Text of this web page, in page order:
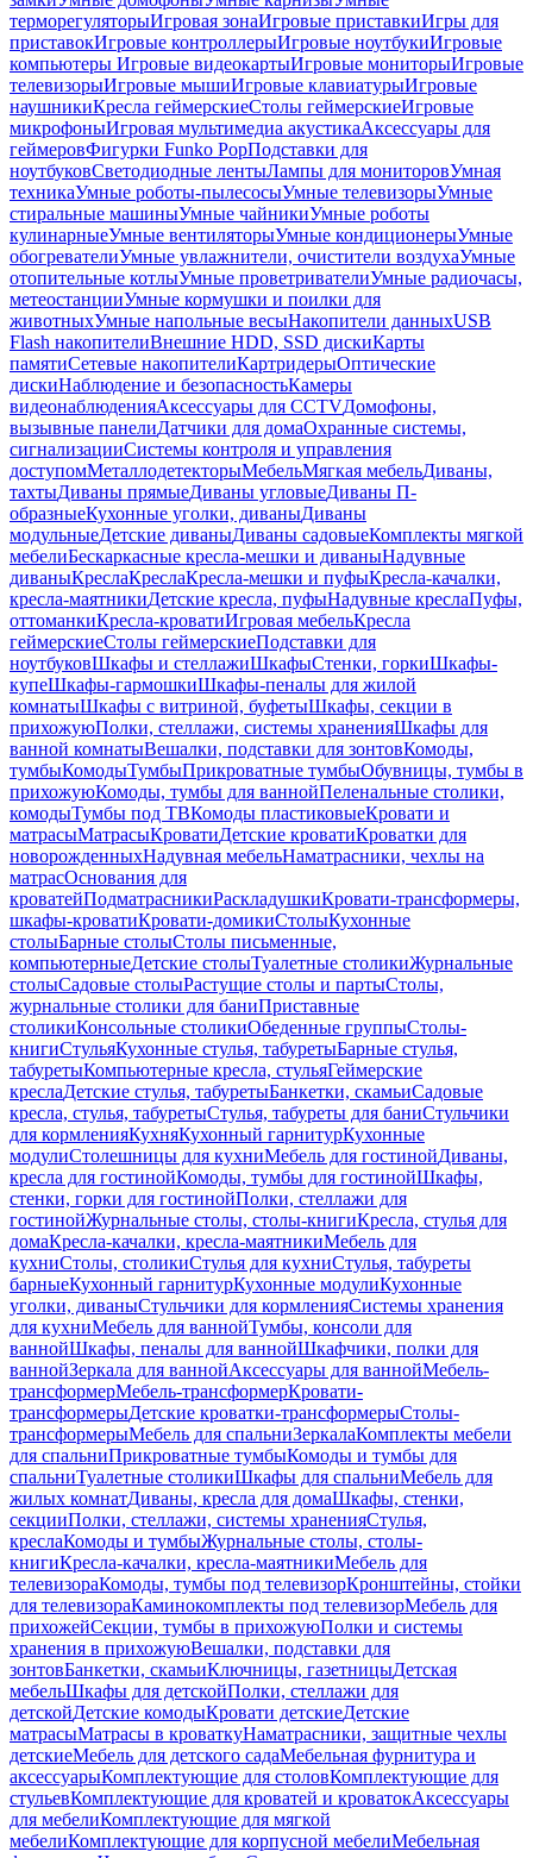
терморегуляторыИгровая зонаИгровые приставкиИгры для
приставокИгровые контроллерыИгровые ноутбукиИгровые
компьютеры Игровые видеокартыИгровые мониторыИгровые
телевизорыИгровые мышиИгровые клавиатурыИгровые
наушникиКресла геймерскиеСтолы геймерскиеИгровые
микрофоныИгровая мультимедиа акустикаАксессуары для
геймеровФигурки Funko PopПодставки для
ноутбуковСветодиодные лентыЛампы для мониторовУмная
техникаУмные роботы-пылесосыУмные телевизорыУмные
стиральные машиныУмные чайникиУмные роботы
кулинарныеУмные вентиляторыУмные кондиционерыУмные
обогревателиУмные увлажнители, очистители воздухаУмные
отопительные котлыУмные проветривателиУмные радиочасы,
метеостанцииУмные кормушки и поилки для
животныхУмные напольные весыНакопители данныхUSB
Flash накопителиВнешние HDD, SSD дискиКарты
памятиСетевые накопителиКартридерыОптические
дискиНаблюдение и безопасностьКамеры
видеонаблюденияАксессуары для CCTVДомофоны,
вызывные панелиДатчики для домаОхранные системы,
сигнализацииСистемы контроля и управления
доступомМеталлодетекторыМебельМягкая мебельДиваны,
тахтыДиваны прямыеДиваны угловыеДиваны П-
образныеКухонные уголки, диваныДиваны
модульныеДетские диваныДиваны садовыеКомплекты мягкой
мебелиБескаркасные кресла-мешки и диваныНадувные
диваныКреслаКреслаКресла-мешки и пуфыКресла-качалки,
кресла-маятникиДетские кресла, пуфыНадувные креслаПуфы,
оттоманкиКресла-кроватиИгровая мебельКресла
геймерскиеСтолы геймерскиеПодставки для
ноутбуковШкафы и стеллажиШкафыСтенки, горкиШкафы-
купеШкафы-гармошкиШкафы-пеналы для жилой
комнатыШкафы с витриной, буфетыШкафы, секции в
прихожуюПолки, стеллажи, системы храненияШкафы для
ванной комнатыВешалки, подставки для зонтовКомоды,
тумбыКомодыТумбыПрикроватные тумбыОбувницы, тумбы в
прихожуюКомоды, тумбы для ваннойПеленальные столики,
комодыТумбы под ТВКомоды пластиковыеКровати и
матрасыМатрасыКроватиДетские кроватиКроватки для
новорожденныхНадувная мебельНаматрасники, чехлы на
матрасОснования для
кроватейПодматрасникиРаскладушкиКровати-трансформеры,
шкафы-кроватиКровати-домикиСтолыКухонные
столыБарные столыСтолы письменные,
компьютерныеДетские столыТуалетные столикиЖурнальные
столыСадовые столыРастущие столы и партыСтолы,
журнальные столики для баниПриставные
столикиКонсольные столикиОбеденные группыСтолы-
книгиСтульяКухонные стулья, табуретыБарные стулья,
табуретыКомпьютерные кресла, стульяГеймерские
креслаДетские стулья, табуретыБанкетки, скамьиСадовые
кресла, стулья, табуретыСтулья, табуреты для баниСтульчики
для кормленияКухняКухонный гарнитурКухонные
модулиСтолешницы для кухниМебель для гостинойДиваны,
кресла для гостинойКомоды, тумбы для гостинойШкафы,
стенки, горки для гостинойПолки, стеллажи для
гостинойЖурнальные столы, столы-книгиКресла, стулья для
домаКресла-качалки, кресла-маятникиМебель для
кухниСтолы, столикиСтулья для кухниСтулья, табуреты
барныеКухонный гарнитурКухонные модулиКухонные
уголки, диваныСтульчики для кормленияСистемы хранения
для кухниМебель для ваннойТумбы, консоли для
ваннойШкафы, пеналы для ваннойШкафчики, полки для
ваннойЗеркала для ваннойАксессуары для ваннойМебель-
трансформерМебель-трансформерКровати-
трансформерыДетские кроватки-трансформерыСтолы-
трансформерыМебель для спальниЗеркалаКомплекты мебели
для спальниПрикроватные тумбыКомоды и тумбы для
спальниТуалетные столикиШкафы для спальниМебель для
жилых комнатДиваны, кресла для домаШкафы, стенки,
секцииПолки, стеллажи, системы храненияСтулья,
креслаКомоды и тумбыЖурнальные столы, столы-
книгиКресла-качалки, кресла-маятникиМебель для
телевизораКомоды, тумбы под телевизорКронштейны, стойки
для телевизораКаминокомплекты под телевизорМебель для
прихожейСекции, тумбы в прихожуюПолки и системы
хранения в прихожуюВешалки, подставки для
зонтовБанкетки, скамьиКлючницы, газетницыДетская
мебельШкафы для детскойПолки, стеллажи для
детскойДетские комодыКровати детскиеДетские
матрасыМатрасы в кроваткуНаматрасники, защитные чехлы
детскиеМебель для детского садаМебельная фурнитура и
аксессуарыКомплектующие для столовКомплектующие для
стульевКомплектующие для кроватей и кроватокАксессуары
для мебелиКомплектующие для мягкой
мебелиКомплектующие для корпусной мебелиМебельная